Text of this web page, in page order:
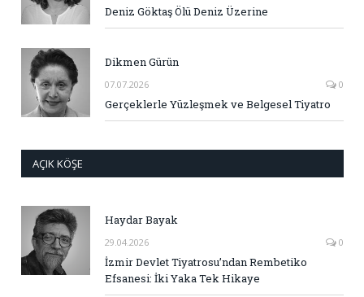
Deniz Göktaş Ölü Deniz Üzerine
Dikmen Gürün
07.07.2026 0
Gerçeklerle Yüzleşmek ve Belgesel Tiyatro
AÇIK KÖŞE
Haydar Bayak
29.04.2026 0
İzmir Devlet Tiyatrosu’ndan Rembetiko
Efsanesi: İki Yaka Tek Hikaye